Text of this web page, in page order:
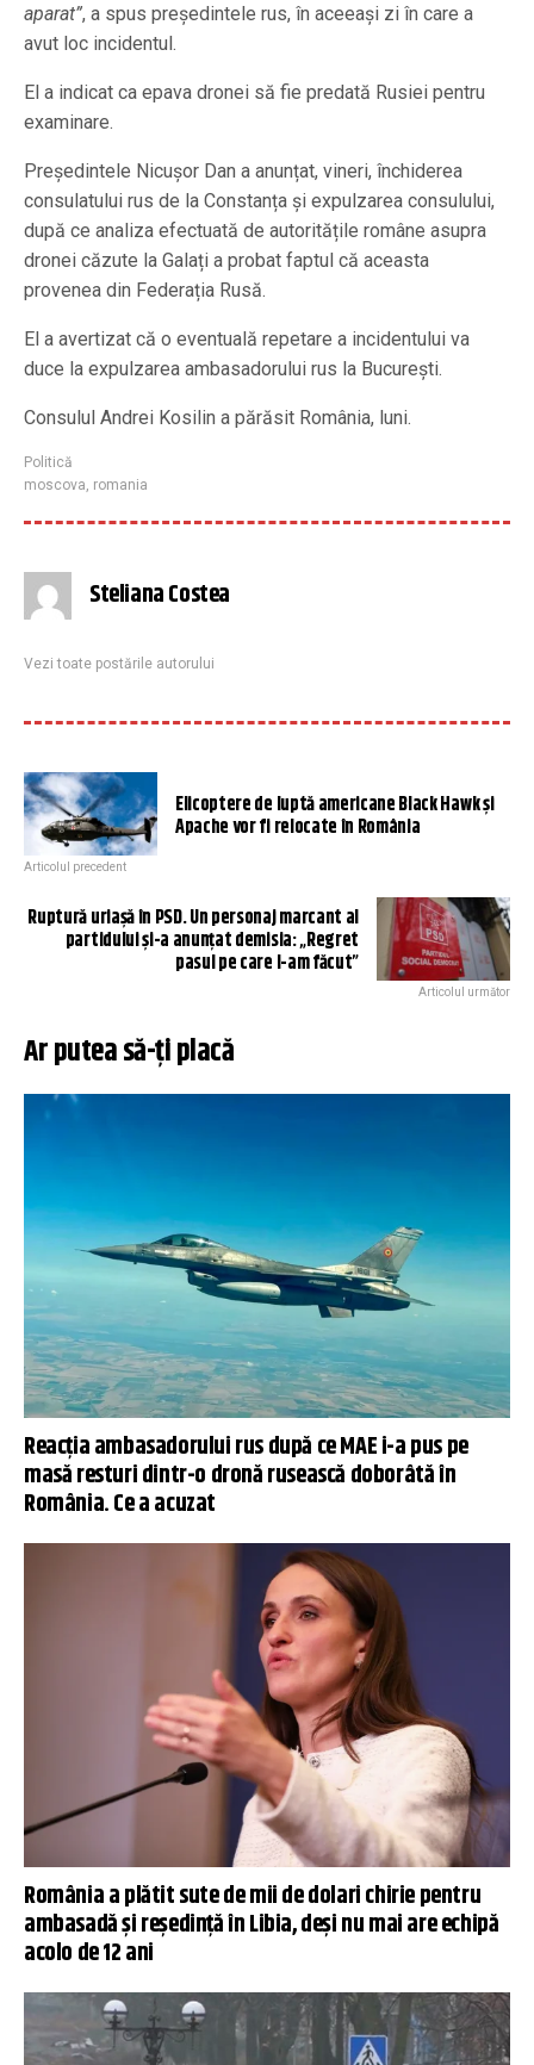
aparat”, a spus președintele rus, în aceeași zi în care a
avut loc incidentul.
El a indicat ca epava dronei să fie predată Rusiei pentru
examinare.
Președintele Nicușor Dan a anunțat, vineri, închiderea
consulatului rus de la Constanța și expulzarea consulului,
după ce analiza efectuată de autoritățile române asupra
dronei căzute la Galați a probat faptul că aceasta
provenea din Federația Rusă.
El a avertizat că o eventuală repetare a incidentului va
duce la expulzarea ambasadorului rus la București.
Consulul Andrei Kosilin a părăsit România, luni.
Politică
moscova, romania
Steliana Costea
Vezi toate postările autorului
Elicoptere de luptă americane Black Hawk și
Apache vor fi relocate în România
Articolul precedent
Ruptură uriașă în PSD. Un personaj marcant al
partidului și-a anunțat demisia: „Regret
pasul pe care l-am făcut”
Articolul următor
Ar putea să-ți placă
Reacția ambasadorului rus după ce MAE i-a pus pe
masă resturi dintr-o dronă rusească doborâtă în
România. Ce a acuzat
România a plătit sute de mii de dolari chirie pentru
ambasadă și reședință în Libia, deși nu mai are echipă
acolo de 12 ani